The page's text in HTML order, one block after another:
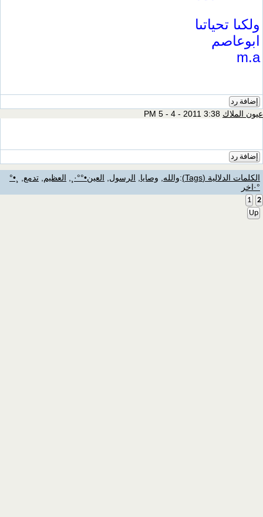
ولكىا تحياتىا
ابوعاصم
m.a
إضافة رد
عيون الملاك
إضافة رد
الكلمات الدلالية (Tags) :والله وصايا الرسول العين•°°·¸ العظيم تدمع
¸•°
°·اخر
1
2
Up